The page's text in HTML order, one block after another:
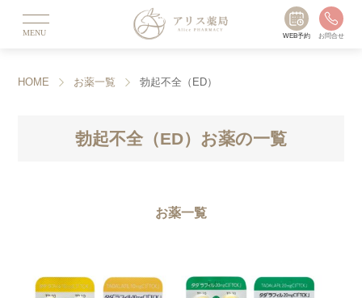
MENU WEB予約 お問合せ
HOME お薬一覧 勃起不全（ED）
勃起不全（ED）お薬の一覧
お薬一覧